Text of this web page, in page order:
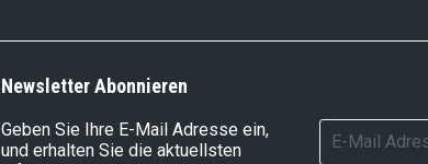
Newsletter Abonnieren
Geben Sie Ihre E-Mail Adresse ein,
und erhalten Sie die aktuellsten